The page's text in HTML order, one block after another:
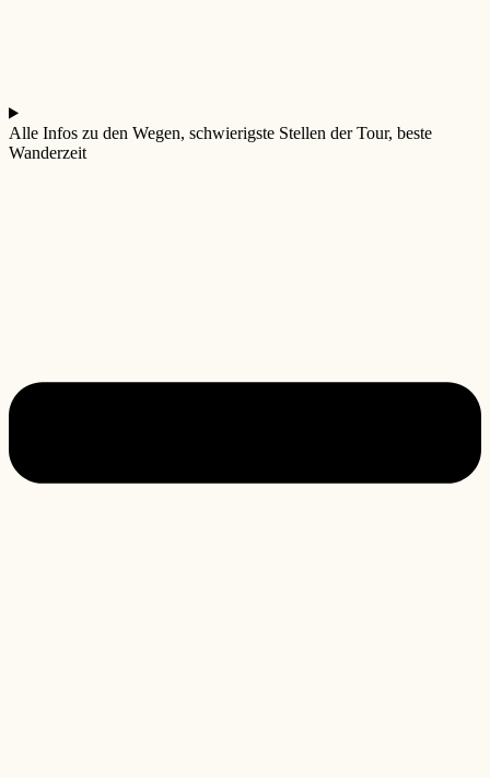
Alle Infos zu den Wegen, schwierigste Stellen der Tour, beste
Wanderzeit